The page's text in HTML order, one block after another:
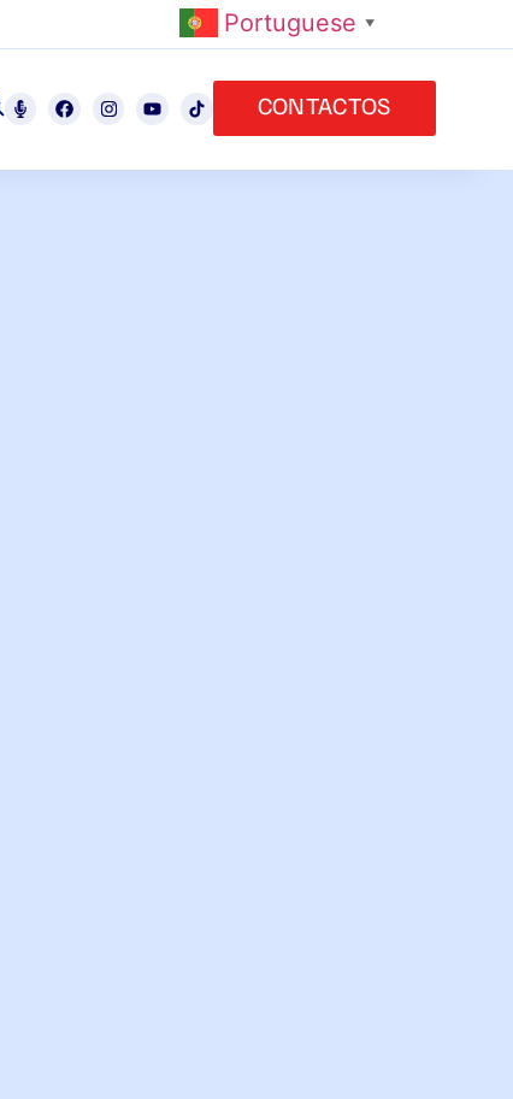
Portuguese ▼
CONTACTOS